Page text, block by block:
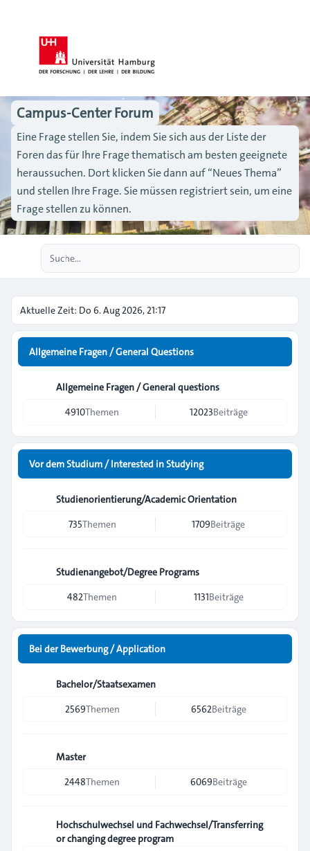
Campus-Center Forum
Eine Frage stellen Sie, indem Sie sich aus der Liste der
Foren das für Ihre Frage thematisch am besten geeignete
heraussuchen. Dort klicken Sie dann auf “Neues Thema”
und stellen Ihre Frage. Sie müssen registriert sein, um eine
Frage stellen zu können.
Aktuelle Zeit: Do 6. Aug 2026, 21:17
Allgemeine Fragen / General Questions
Allgemeine Fragen / General questions
4910Themen 12023Beiträge
Vor dem Studium / Interested in Studying
Studienorientierung/Academic Orientation
735Themen 1709Beiträge
Studienangebot/Degree Programs
482Themen 1131Beiträge
Bei der Bewerbung / Application
Bachelor/Staatsexamen
2569Themen 6562Beiträge
Master
2448Themen 6069Beiträge
Hochschulwechsel und Fachwechsel/Transferring
or changing degree program